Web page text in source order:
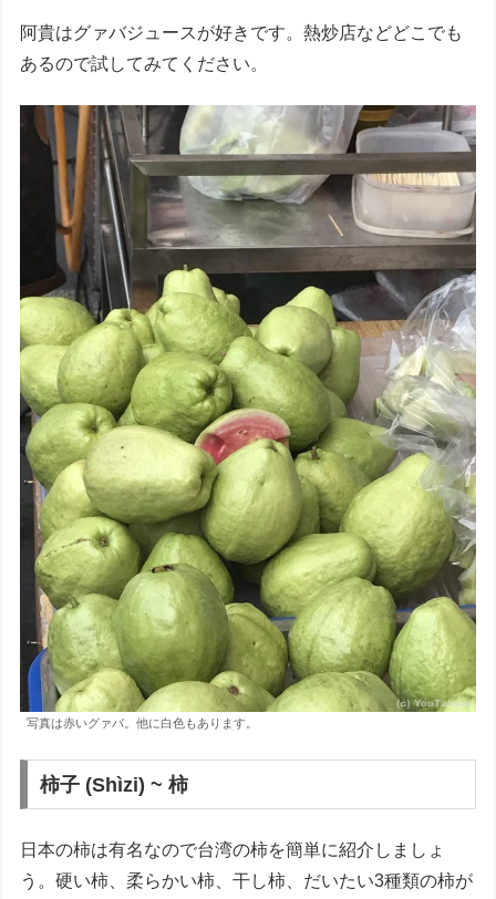
阿貴はグァバジュースが好きです。熱炒店などどこでも
あるので試してみてください。
写真は赤いグァバ。他に白色もあります。
柿子 (Shìzi) ~ 柿
日本の柿は有名なので台湾の柿を簡単に紹介しましょ
う。硬い柿、柔らかい柿、干し柿、だいたい3種類の柿が